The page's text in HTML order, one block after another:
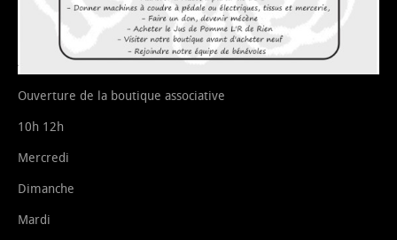
Ouverture de la boutique associative
10h 12h
Mercredi
Dimanche
Mardi